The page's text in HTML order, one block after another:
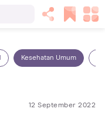
Kesehatan Umum
12 September 2022